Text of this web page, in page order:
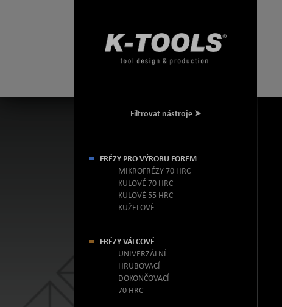
Filtrovat nástroje
FRÉZY PRO VÝROBU FOREM
MIKROFRÉZY 70 HRC
KULOVÉ 70 HRC
KULOVÉ 55 HRC
KUŽELOVÉ
FRÉZY VÁLCOVÉ
UNIVERZÁLNÍ
HRUBOVACÍ
DOKONČOVACÍ
70 HRC